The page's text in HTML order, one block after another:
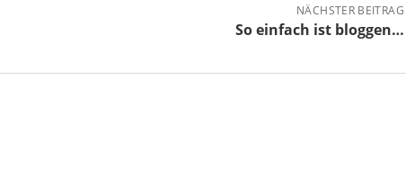
NÄCHSTER BEITRAG
So einfach ist bloggen…